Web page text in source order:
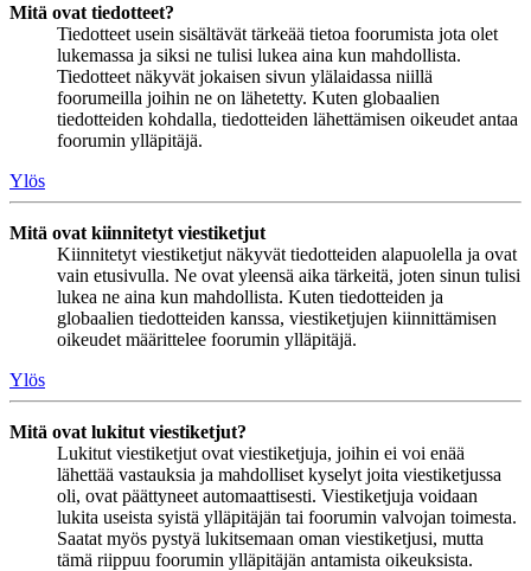
Mitä ovat tiedotteet?
Tiedotteet usein sisältävät tärkeää tietoa foorumista jota olet
lukemassa ja siksi ne tulisi lukea aina kun mahdollista.
Tiedotteet näkyvät jokaisen sivun ylälaidassa niillä
foorumeilla joihin ne on lähetetty. Kuten globaalien
tiedotteiden kohdalla, tiedotteiden lähettämisen oikeudet antaa
foorumin ylläpitäjä.
Ylös
Mitä ovat kiinnitetyt viestiketjut
Kiinnitetyt viestiketjut näkyvät tiedotteiden alapuolella ja ovat
vain etusivulla. Ne ovat yleensä aika tärkeitä, joten sinun tulisi
lukea ne aina kun mahdollista. Kuten tiedotteiden ja
globaalien tiedotteiden kanssa, viestiketjujen kiinnittämisen
oikeudet määrittelee foorumin ylläpitäjä.
Ylös
Mitä ovat lukitut viestiketjut?
Lukitut viestiketjut ovat viestiketjuja, joihin ei voi enää
lähettää vastauksia ja mahdolliset kyselyt joita viestiketjussa
oli, ovat päättyneet automaattisesti. Viestiketjuja voidaan
lukita useista syistä ylläpitäjän tai foorumin valvojan toimesta.
Saatat myös pystyä lukitsemaan oman viestiketjusi, mutta
tämä riippuu foorumin ylläpitäjän antamista oikeuksista.